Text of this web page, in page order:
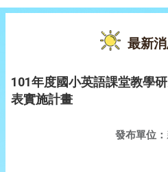
最新
101年度國小英語課堂教學
表實施計畫
發布單位：